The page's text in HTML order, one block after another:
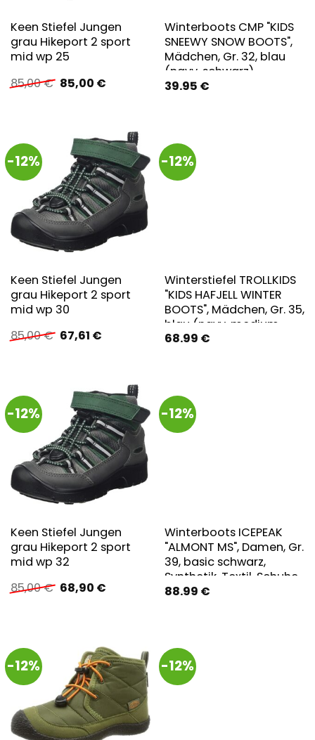
Keen Stiefel Jungen
grau Hikeport 2 sport
mid wp 25
85,00€ Ursprünglicher
Preis
85,00 €Aktueller
Winterboots CMP "KIDS
SNEEWY SNOW BOOTS",
Mädchen, Gr. 32, blau
(navy, schwarz),
Synthetik, Textil, Schuhe
Winterschuhe,
wasserabweisend
39.95 €
-12%
Keen Stiefel Jungen
grau Hikeport 2 sport
mid wp 30
85,00€ Ursprünglicher
Preis
67,61 €Aktueller
-12%
Winterstiefel TROLLKIDS
"KIDS HAFJELL WINTER
BOOTS", Mädchen, Gr. 35,
blau (navy, medium
blau), Synthetik,
Winterstiefel,
Winterschuhe, für Kinder,
wasserdicht
68.99 €
-12%
Keen Stiefel Jungen
grau Hikeport 2 sport
mid wp 32
85,00€ Ursprünglicher
Preis
68,90 €Aktueller
-12%
Winterboots ICEPEAK
"ALMONT MS", Damen, Gr.
39, basic schwarz,
Synthetik, Textil, Schuhe
Winterboots,
wasserabweisend
88.99 €
-12% -12%